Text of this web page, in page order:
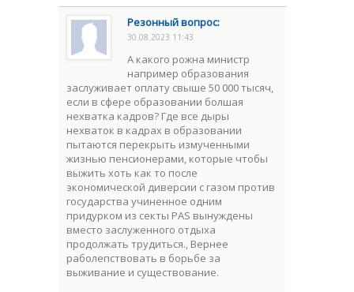
Резонный вопрос:
30.08.2023 11:43
А какого рожна министр
например образования
заслуживает оплату свыше 50 000 тысяч,
если в сфере образовании болшая
нехватка кадров? Где все дыры
нехваток в кадрах в образовании
пытаются перекрыть измученными
жизнью пенсионерами, которые чтобы
выжить хоть как то после
экономической диверсии с газом против
государства учиненное одним
придурком из секты PAS вынуждены
вместо заслуженного отдыха
продолжать трудиться., Вернее
раболепствовать в борьбе за
выживание и существование.